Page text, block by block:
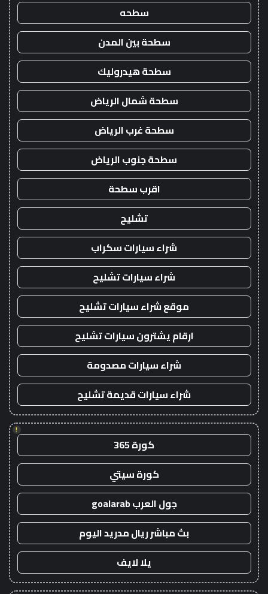
سطحه
سطحة بين المدن
سطحة هيدروليك
سطحة شمال الرياض
سطحة غرب الرياض
سطحة جنوب الرياض
اقرب سطحة
تشليح
شراء سيارات سكراب
شراء سيارات تشليح
موقع شراء سيارات تشليح
ارقام يشترون سيارات تشليح
شراء سيارات مصدومة
شراء سيارات قديمة تشليح
!
كورة 365
كورة سيتي
جول العرب goalarab
بث مباشر ريال مدريد اليوم
يلا لايف